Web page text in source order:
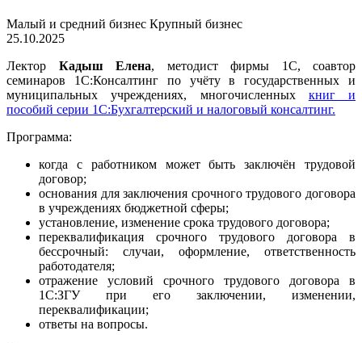
Малый и средний бизнес Крупный бизнес
25.10.2025
Лектор Кадыш Елена, методист фирмы 1С, соавтор
семинаров 1С:Консалтинг по учёту в государственных и
муниципальных учреждениях, многочисленных книг и
пособий серии 1С:Бухгалтерский и налоговый консалтинг.
Программа:
когда с работником может быть заключён трудовой
договор;
основания для заключения срочного трудового договора
в учреждениях бюджетной сферы;
установление, изменение срока трудового договора;
переквалификация срочного трудового договора в
бессрочный: случаи, оформление, ответственность
работодателя;
отражение условий срочного трудового договора в
1С:ЗГУ при его заключении, изменении,
переквалификации;
ответы на вопросы.